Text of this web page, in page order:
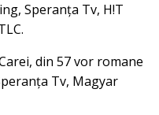
Speranța Tv, H!T
din 57 vor romane
Tv, Magyar